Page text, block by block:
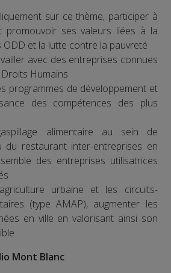
sur ce thème, participer à
promouvoir ses valeurs liées à la
ODD et la lutte contre la pauvreté
avec des entreprises connues
Humains
programmes de développement et
des compétences des plus
alimentaire au sein de
du restaurant inter-entreprises en
des entreprises utilisatrices
urbaine et les circuits-
(type AMAP), augmenter les
en ville en valorisant ainsi son
Mont Blanc